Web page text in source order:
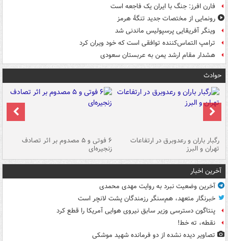
فارن افرز: جنگ با ایران یک فاجعه است
رونمایی از مختصات جدید تنگۀ هرمز
وینگر آفریقایی پرسپولیس ماندنی شد
ترامپ التماس‌کننده توافقی است که خود ویران کرد
هشدار مقام ارشد یمن به عربستان سعودی
حوادث
رگبار باران و رعدوبرق در ارتفاعات
تهران و البرز
۶ فوتی و ۵ مصدوم بر اثر تصادف
زنجیره‌ای
آخرین اخبار
آخرین وضعیت نبرد به روایت مهدی محمدی
خبرنگار متعهد، هم‌سنگر رزمندگان پشت لانچر است
پنتاگون دسترسی وزیر سابق نیروی هوایی آمریکا را قطع کرد
نقطه، ته خط!
تصاویر دیده‌ نشده از دو فرمانده شهید موشکی